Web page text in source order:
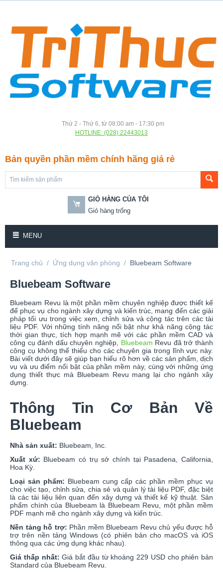
Thứ 2 - Thứ 6, từ 08:00 am - 17:30 pm
HOTLINE: (028) 22443013
Bản quyền phần mềm chính hãng giá rẻ
GIỎ HÀNG CỦA TÔI
Giỏ hàng trống
MENU
Trang chủ / Ứng dụng văn phòng / Bluebeam Software
Bluebeam Software
Bluebeam Revu là một phần mềm chuyên nghiệp được thiết kế
để phục vụ cho ngành xây dựng và kiến trúc, mang đến các giải
pháp tối ưu trong việc xem, chỉnh sửa và cộng tác trên các tài
liệu PDF. Với những tính năng nổi bật như khả năng cộng tác
thời gian thực, tích hợp mạnh mẽ với các phần mềm CAD và
công cụ đánh dấu chuyên nghiệp, Bluebeam Revu đã trở thành
công cụ không thể thiếu cho các chuyên gia trong lĩnh vực này.
Bài viết dưới đây sẽ giúp bạn hiểu rõ hơn về các sản phẩm, dịch
vụ và ưu điểm nổi bật của phần mềm này, cùng với những ứng
dụng thiết thực mà Bluebeam Revu mang lại cho ngành xây
dựng.
Thông Tin Cơ Bản Về
Bluebeam
Nhà sản xuất: Bluebeam, Inc.
Xuất xứ: Bluebeam có trụ sở chính tại Pasadena, California,
Hoa Kỳ.
Loại sản phẩm: Bluebeam cung cấp các phần mềm phục vụ
cho việc tạo, chỉnh sửa, chia sẻ và quản lý tài liệu PDF, đặc biệt
là các tài liệu liên quan đến xây dựng và thiết kế kỹ thuật. Sản
phẩm chính của Bluebeam là Bluebeam Revu, một phần mềm
PDF mạnh mẽ cho ngành xây dựng và kiến trúc.
Nền tảng hỗ trợ: Phần mềm Bluebeam Revu chủ yếu được hỗ
trợ trên nền tảng Windows (có phiên bản cho macOS và iOS
thông qua các ứng dụng khác nhau).
Giá thấp nhất: Giá bắt đầu từ khoảng 229 USD cho phiên bản
Standard của Bluebeam Revu.